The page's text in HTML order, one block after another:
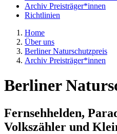
Archiv Preisträger*innen
Richtlinien
Home
Über uns
Berliner Naturschutzpreis
Archiv Preisträger*innen
Berliner
Fernsehhelden,
Volkszähler und